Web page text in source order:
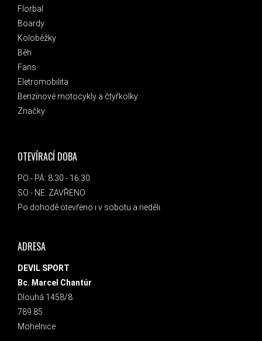
Florbal
Boardy
Koloběžky
Běh
Fans
Eletromobilita
Benzínové motocykly a čtyřkolky
Značky
OTEVÍRACÍ DOBA
PO - PÁ: 8:30 - 16:30
SO - NE: ZAVŘENO
Po dohodě otevřeno i v sobotu a neděli.
ADRESA
DEVIL SPORT
Bc. Marcel Chantúr
Dlouhá 1458/8
789 85
Mohelnice